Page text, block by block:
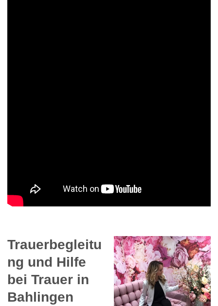
Trauerbegleitu
ng und Hilfe
bei Trauer in
Bahlingen